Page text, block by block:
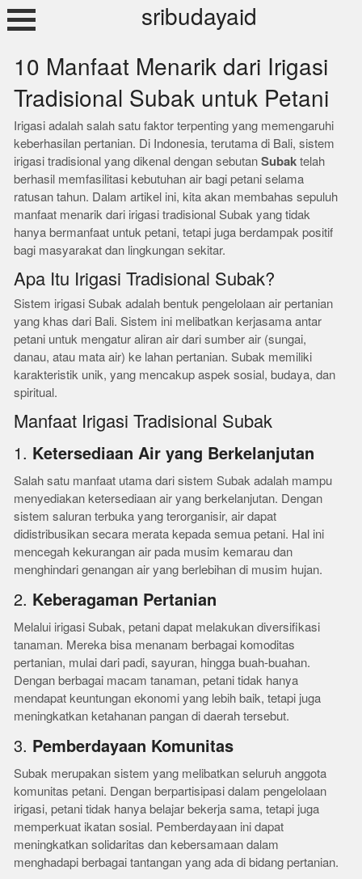
Skip
to
sribudayaid
10 Manfaat Menarik dari Irigasi
Tradisional Subak untuk Petani
Irigasi adalah salah satu faktor terpenting yang memengaruhi
keberhasilan pertanian. Di Indonesia, terutama di Bali, sistem
irigasi tradisional yang dikenal dengan sebutanSubak telah
berhasil memfasilitasi kebutuhan air bagi petani selama
ratusan tahun. Dalam artikel ini, kita akan membahas sepuluh
manfaat menarik dari irigasi tradisional Subak yang tidak
hanya bermanfaat untuk petani, tetapi juga berdampak positif
bagi masyarakat dan lingkungan sekitar.
Apa Itu Irigasi Tradisional Subak?
Sistem irigasi Subak adalah bentuk pengelolaan air pertanian
yang khas dari Bali. Sistem ini melibatkan kerjasama antar
petani untuk mengatur aliran air dari sumber air (sungai,
danau, atau mata air) ke lahan pertanian. Subak memiliki
karakteristik unik, yang mencakup aspek sosial, budaya, dan
spiritual.
Manfaat Irigasi Tradisional Subak
1. Ketersediaan Air yang Berkelanjutan
Salah satu manfaat utama dari sistem Subak adalah mampu
menyediakan ketersediaan air yang berkelanjutan. Dengan
sistem saluran terbuka yang terorganisir, air dapat
didistribusikan secara merata kepada semua petani. Hal ini
mencegah kekurangan air pada musim kemarau dan
menghindari genangan air yang berlebihan di musim hujan.
2. Keberagaman Pertanian
Melalui irigasi Subak, petani dapat melakukan diversifikasi
tanaman. Mereka bisa menanam berbagai komoditas
pertanian, mulai dari padi, sayuran, hingga buah-buahan.
Dengan berbagai macam tanaman, petani tidak hanya
mendapat keuntungan ekonomi yang lebih baik, tetapi juga
meningkatkan ketahanan pangan di daerah tersebut.
3. Pemberdayaan Komunitas
Subak merupakan sistem yang melibatkan seluruh anggota
komunitas petani. Dengan berpartisipasi dalam pengelolaan
irigasi, petani tidak hanya belajar bekerja sama, tetapi juga
memperkuat ikatan sosial. Pemberdayaan ini dapat
meningkatkan solidaritas dan kebersamaan dalam
menghadapi berbagai tantangan yang ada di bidang pertanian.